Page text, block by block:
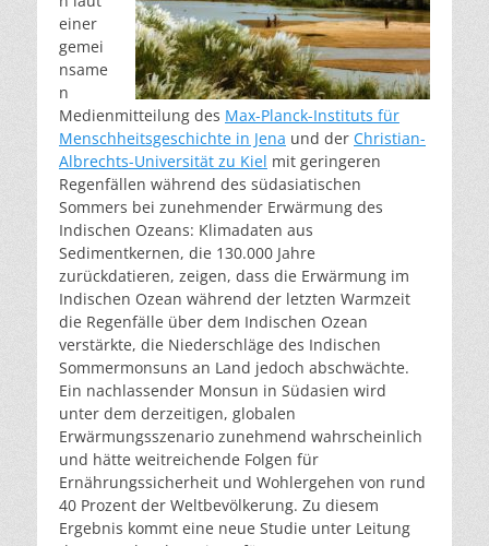
einer
gemei
nsame
n
Medienmitteilung des Max-Planck-Instituts für
Menschheitsgeschichte in Jena und der Christian-
Albrechts-Universität zu Kiel mit geringeren
Regenfällen während des südasiatischen
Sommers bei zunehmender Erwärmung des
Indischen Ozeans: Klimadaten aus
Sedimentkernen, die 130.000 Jahre
zurückdatieren, zeigen, dass die Erwärmung im
Indischen Ozean während der letzten Warmzeit
die Regenfälle über dem Indischen Ozean
verstärkte, die Niederschläge des Indischen
Sommermonsuns an Land jedoch abschwächte.
Ein nachlassender Monsun in Südasien wird
unter dem derzeitigen, globalen
Erwärmungsszenario zunehmend wahrscheinlich
und hätte weitreichende Folgen für
Ernährungssicherheit und Wohlergehen von rund
40 Prozent der Weltbevölkerung. Zu diesem
Ergebnis kommt eine neue Studie unter Leitung